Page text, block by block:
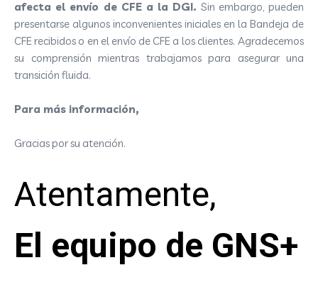
afecta el envío de CFE a la DGI. Sin embargo, pueden
presentarse algunos inconvenientes iniciales en la Bandeja de
CFE recibidos o en el envío de CFE a los clientes. Agradecemos
su comprensión mientras trabajamos para asegurar una
transición fluida.
Para más información,
Gracias por su atención.
Atentamente,
El equipo de GNS+